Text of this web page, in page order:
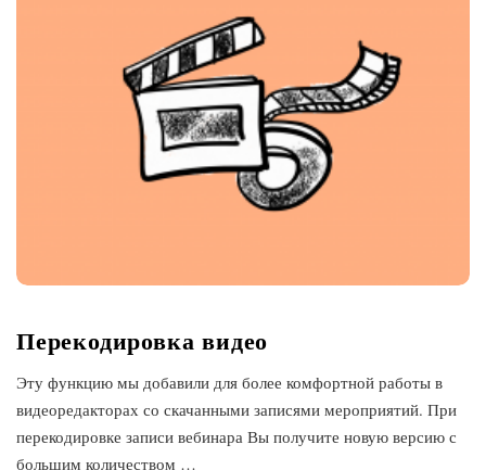
Перекодировка видео
Эту функцию мы добавили для более комфортной работы в
видеоредакторах со скачанными записями мероприятий. При
перекодировке записи вебинара Вы получите новую версию с
большим количеством …